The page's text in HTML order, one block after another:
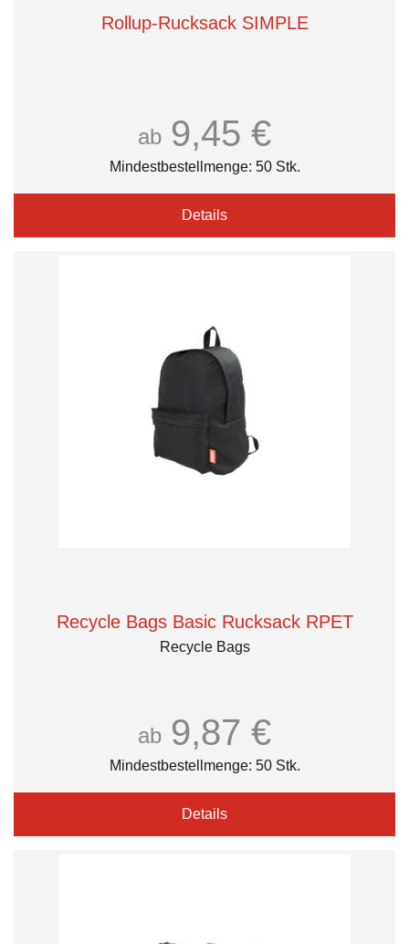
Rollup-Rucksack SIMPLE
ab 9,45 €
Mindestbestellmenge: 50 Stk.
Details
Recycle Bags Basic Rucksack RPET
Recycle Bags
ab 9,87 €
Mindestbestellmenge: 50 Stk.
Details